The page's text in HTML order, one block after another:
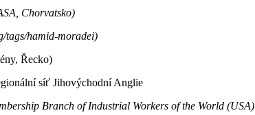
Chorvatsko)
/tags/hamid-moradei)
Řecko)
síť Jihovýchodní Anglie
Branch of Industrial Workers of the World (USA)